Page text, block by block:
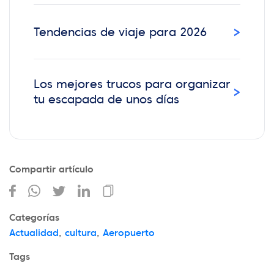
Tendencias de viaje para 2026 ›
Los mejores trucos para organizar
tu escapada de unos días
›
Compartir artículo
Categorías
Actualidad , cultura, Aeropuerto
Tags